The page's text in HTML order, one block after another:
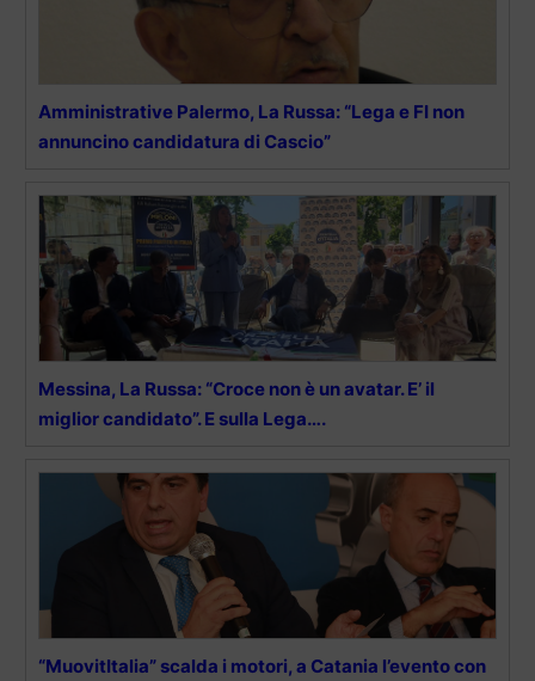
Amministrative Palermo, La Russa: “Lega e FI non
annuncino candidatura di Cascio”
Messina, La Russa: “Croce non è un avatar. E’ il
miglior candidato”. E sulla Lega….
“MuovitItalia” scalda i motori, a Catania l’evento con